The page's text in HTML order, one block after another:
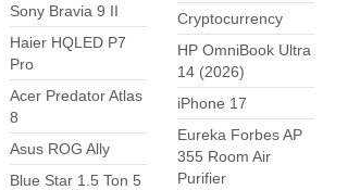
Sony Bravia 9 II
Haier HQLED P7
Pro
Acer Predator Atlas
8
Asus ROG Ally
Blue Star 1.5 Ton 5
Cryptocurrency
HP OmniBook Ultra
14 (2026)
iPhone 17
Eureka Forbes AP
355 Room Air
Purifier